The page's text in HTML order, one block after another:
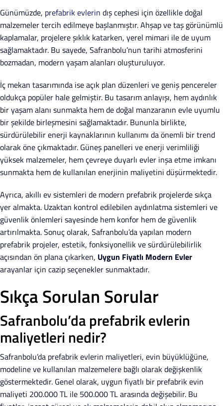
Günümüzde, prefabrik evlerin dış cephesi için özellikle doğal
malzemeler tercih edilmeye başlanmıştır. Ahşap ve taş görünümlü
kaplamalar, projelere şıklık katarken, yerel mimari ile de uyum
sağlamaktadır. Bu sayede, Safranbolu’nun tarihi atmosferini
bozmadan, modern yaşam alanları oluşturuluyor.
İç mekan tasarımında ise açık plan düzenleri ve geniş pencereler
oldukça popüler hale gelmiştir. Bu tasarım anlayışı, hem aydınlık
bir yaşam alanı sunmakta hem de doğal manzaranın evle uyumlu
bir şekilde birleşmesini sağlamaktadır. Bununla birlikte,
sürdürülebilir enerji kaynaklarının kullanımı da önemli bir trend
olarak öne çıkmaktadır. Güneş panelleri ve enerji verimliliği
yüksek malzemeler, hem çevreye duyarlı evler inşa etme imkanı
sunmakta hem de kullanılan enerjinin maliyetini düşürmektedir.
Ayrıca, akıllı ev sistemleri de modern prefabrik projelerde sıkça
yer almakta. Uzaktan kontrol edilebilen aydınlatma sistemleri ve
güvenlik önlemleri sayesinde hem konfor hem de güvenlik
artırılmakta. Sonuç olarak, Safranbolu’da yapılan modern
prefabrik projeler, estetik, fonksiyonellik ve sürdürülebilirlik
açısından ön plana çıkarken, Uygun Fiyatlı Modern Evler
arayanlar için cazip seçenekler sunmaktadır.
Sıkça Sorulan Sorular
Safranbolu’da prefabrik evlerin
maliyetleri nedir?
Safranbolu’da prefabrik evlerin maliyetleri, evin büyüklüğüne,
modeline ve kullanılan malzemelere bağlı olarak değişkenlik
göstermektedir. Genel olarak, uygun fiyatlı bir prefabrik evin
maliyeti 200.000 TL ile 500.000 TL arasında değişebilir. Bu